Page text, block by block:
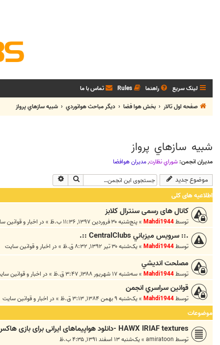
لینک سریع راهنما Rules تماس با ما
صفحه اول تالار
بخش هوا فضا ديگر مباحث هوانوردي شبيه سازهاي پرواز
شبيه سازهاي پرواز
مدیران انجمن: شوراي نظارت,مديران هوافضا
موضوع جدید جستجو
اطلاعیه های کلی
کانال های رسمی سنترال کلابز
توسطMahdi1944
»پنج‌شنبه ۳۰ فروردین ۱۳۹۷, ۱۱:۳۶ ب.ظ » در اخبار و قوانين
.:: سرويس ميزباني CentralClubs ::.
توسطMahdi1944
»یک‌شنبه ۳۰ تیر ۱۳۹۲, ۸:۳۲ ق.ظ » در اخبار و قوانين سايت
مصلحت انديشي
توسطMahdi1944
»سه‌شنبه ۱۷ شهریور ۱۳۸۸, ۳:۴۷ ق.ظ » در اخبار و قوانين
قوانين سراسري انجمن
توسطMahdi1944
»یک‌شنبه ۹ بهمن ۱۳۸۴, ۳:۱۳ ق.ظ » در اخبار و قوانين سايت
موضوعات
HAWX IRIAF textures -دانلود هواپیماهای ایرانی برای بازی هاکس
توسط amiratoon
»یک‌شنبه ۱۳ اسفند ۱۳۹۱, ۴:۳۵ ب.ظ